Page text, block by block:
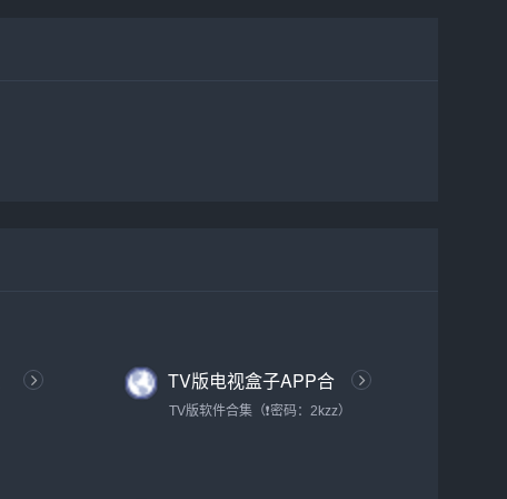
TV版电视盒子APP合
集
TV版软件合集（❗密码：2kzz）